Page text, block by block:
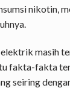
nikotin,
masih
fakta-fakta
seiring